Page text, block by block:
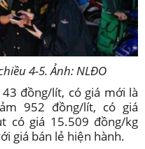
4-5. Ảnh: NLĐO
đồng/lít, có giá mới là
952 đồng/lít, có giá
có giá 15.509 đồng/kg
giá bán lẻ hiện hành.